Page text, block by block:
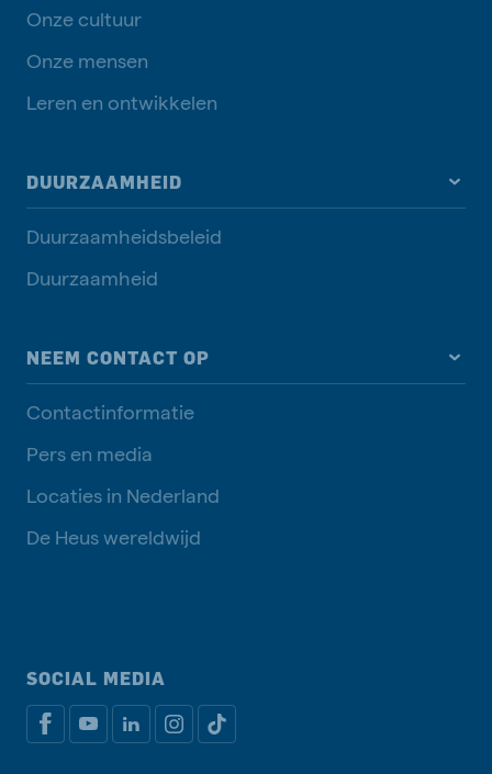
Onze cultuur
Onze mensen
Leren en ontwikkelen
DUURZAAMHEID
Duurzaamheidsbeleid
Duurzaamheid
NEEM CONTACT OP
Contactinformatie
Pers en media
Locaties in Nederland
De Heus wereldwijd
SOCIAL MEDIA